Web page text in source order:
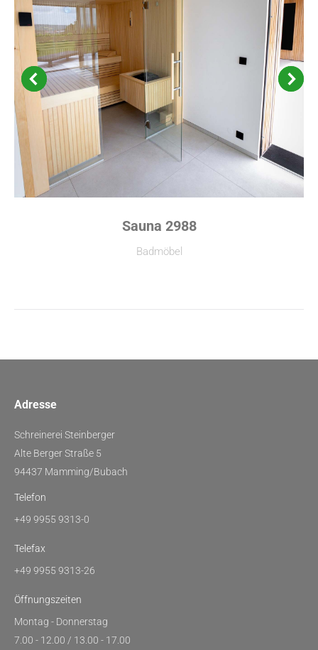
Sauna 2988
Badmöbel
Adresse
Schreinerei Steinberger
Alte Berger Straße 5
94437 Mamming/Bubach
Telefon
+49 9955 9313-0
Telefax
+49 9955 9313-26
Öffnungszeiten
Montag - Donnerstag
7.00 - 12.00 / 13.00 - 17.00